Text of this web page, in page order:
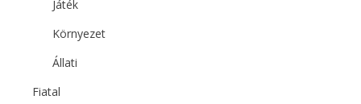
Játék
Környezet
Állati
Fiatal